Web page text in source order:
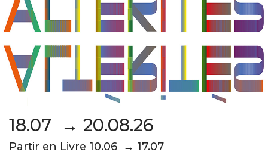
18.07 → 20.08.26
Partir en Livre 10.06 → 17.07